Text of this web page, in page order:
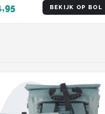
BEKIJK OP BOL